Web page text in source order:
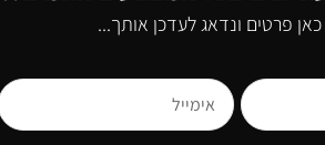
פרטים ונדאג לעדכן אותך...